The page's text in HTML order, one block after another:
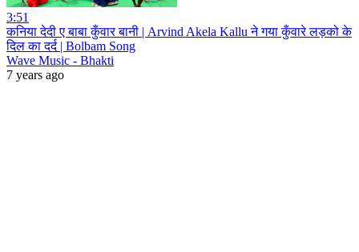
3:51
कनिया देदी ए बाबा कुँवार बानी | Arvind Akela Kallu ने गया कुँवारे लड़को के
दिल का दर्द | Bolbam Song
Wave Music - Bhakti
7 years ago